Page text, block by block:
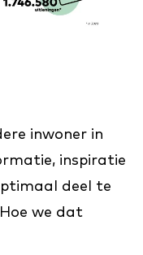
inwoner in
inspiratie
deel te
we dat